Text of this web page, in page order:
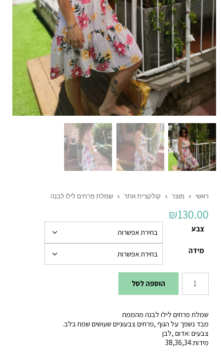
ראשי » מוצר » קולקציית אתר » שמלת פרחים לילו לבנה
₪130.00
צבע
מידה
כמות
של
פרחים
לילו
לבנה
הוספה לסל
שמלת פרחים לילו לבנה מהממת
מבד נשפך על הגוף ‚פרחים צבעוניים שעושים שמח בלב.
צבעים :אדום ‚לבן
מידות:34‚36‚38